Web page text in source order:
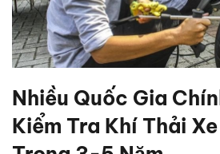
Nhiều Quốc Gia
Kiểm Tra Khí Thải